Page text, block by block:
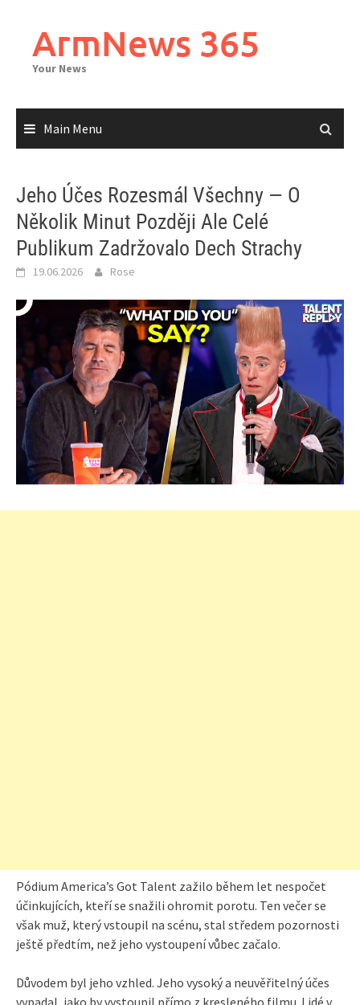
contentArmNews 365
Your News
Main Menu
Jeho Účes Rozesmál Všechny — O
Několik Minut Později Ale Celé
Publikum Zadržovalo Dech Strachy
19.06.2026 Rose
Pódium America’s Got Talent zažilo během let nespočet
účinkujících, kteří se snažili ohromit porotu. Ten večer se
však muž, který vstoupil na scénu, stal středem pozornosti
ještě předtím, než jeho vystoupení vůbec začalo.
Důvodem byl jeho vzhled. Jeho vysoký a neuvěřitelný účes
vypadal, jako by vystoupil přímo z kresleného filmu. Lidé v